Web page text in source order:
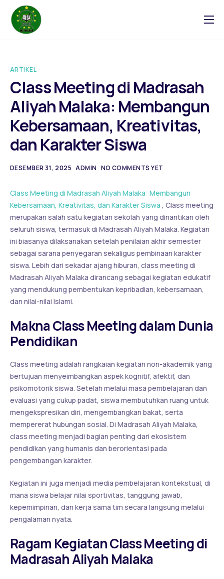
Tentang
Kontak
ARTIKEL
Class Meeting di Madrasah
Aliyah Malaka: Membangun
Kebersamaan, Kreativitas,
dan Karakter Siswa
DESEMBER 31, 2025 ADMIN NO COMMENTS YET
Class Meeting di Madrasah Aliyah Malaka: Membangun
Kebersamaan, Kreativitas, dan Karakter Siswa , Class meeting
merupakan salah satu kegiatan sekolah yang dinantikan oleh
seluruh siswa, termasuk di Madrasah Aliyah Malaka. Kegiatan
ini biasanya dilaksanakan setelah penilaian akhir semester
sebagai sarana penyegaran sekaligus pembinaan karakter
siswa. Lebih dari sekadar ajang hiburan, class meeting di
Madrasah Aliyah Malaka dirancang sebagai kegiatan edukatif
yang mendukung pembentukan kepribadian, kebersamaan,
dan nilai-nilai Islami.
Makna Class Meeting dalam Dunia
Pendidikan
Class meeting adalah rangkaian kegiatan non-akademik yang
bertujuan menyeimbangkan aspek kognitif, afektif, dan
psikomotorik siswa. Setelah melalui masa pembelajaran dan
evaluasi yang cukup padat, siswa membutuhkan ruang untuk
mengekspresikan diri, mengembangkan bakat, serta
mempererat hubungan sosial. Di Madrasah Aliyah Malaka,
class meeting menjadi bagian penting dari ekosistem
pendidikan yang humanis dan berorientasi pada
pengembangan karakter.
Kegiatan ini juga menjadi media pembelajaran kontekstual, di
mana siswa belajar nilai sportivitas, tanggung jawab,
kepemimpinan, dan kerja sama tim secara langsung melalui
pengalaman nyata.
Ragam Kegiatan Class Meeting di
Madrasah Aliyah Malaka